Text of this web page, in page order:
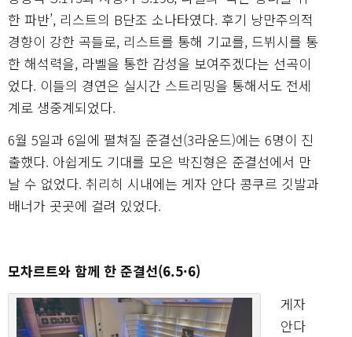
한 파반’, 리스트의 B단조 소나타였다. 후기 낭만주의적
경향이 강한 곡들로, 리스트를 통해 기교를, 드뷔시를 통
한 해석력을, 라벨을 통한 감성을 보여주겠다는 선곡이
었다. 이들의 경연은 실시간 스트리밍을 통해서도 전세
계로 생중계되었다.
6월 5일과 6일에 펼쳐질 준결선(3라운드)에는 6명이 진
출했다. 아쉽게도 기대를 모은 박진형은 준결선에서 만
날 수 없었다. 취리히 시내에는 게자 안다 콩쿠르 깃발과
배너가 곳곳에 걸려 있었다.
모차르트와 함께 한 준결선(6.5·6)
게자
안다